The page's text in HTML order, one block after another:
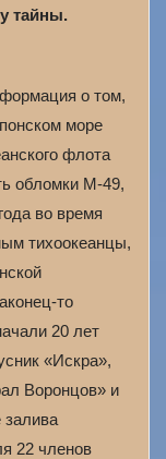
тайны.
о том,
море
флота
обломки М-49,
во время
тихоокеанцы,
то
20 лет
«Искра»,
Воронцов» и
залива
22 членов